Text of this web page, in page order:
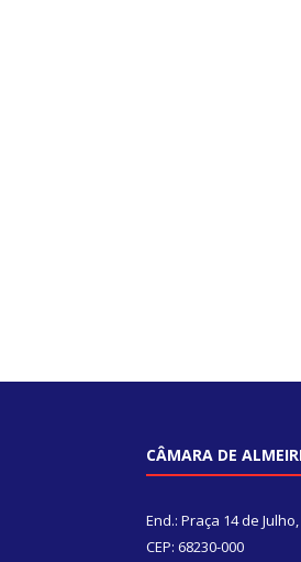
CÂMARA DE
End.: Praça 14 de
CEP: 68230-000